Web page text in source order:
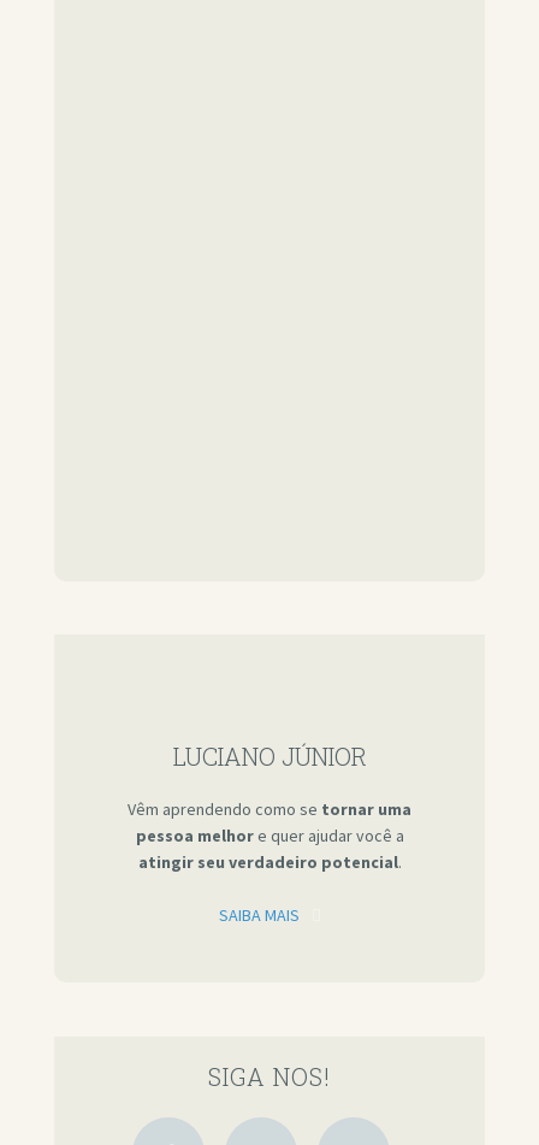
LUCIANO JÚNIOR
Vêm aprendendo como se tornar uma
pessoa melhore quer ajudar você a
atingir seu verdadeiro potencial.
SAIBA MAIS
SIGA NOS!